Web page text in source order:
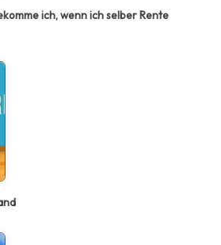
ich, wenn ich selber Rente